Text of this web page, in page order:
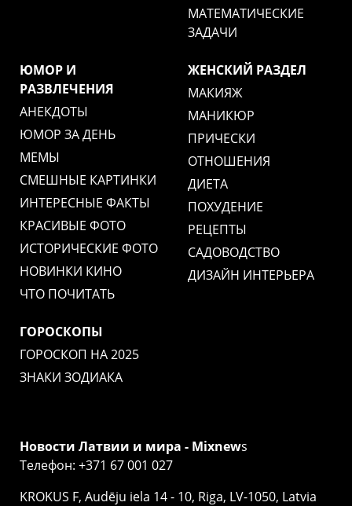
МАТЕМАТИЧЕСКИЕ
ЗАДАЧИ
ЮМОР И
РАЗВЛЕЧЕНИЯ
АНЕКДОТЫ
ЮМОР ЗА ДЕНЬ
МЕМЫ
СМЕШНЫЕ КАРТИНКИ
ИНТЕРЕСНЫЕ ФАКТЫ
КРАСИВЫЕ ФОТО
ИСТОРИЧЕСКИЕ ФОТО
НОВИНКИ КИНО
ЧТО ПОЧИТАТЬ
ЖЕНСКИЙ РАЗДЕЛ
МАКИЯЖ
МАНИКЮР
ПРИЧЕСКИ
ОТНОШЕНИЯ
ДИЕТА
ПОХУДЕНИЕ
РЕЦЕПТЫ
САДОВОДСТВО
ДИЗАЙН ИНТЕРЬЕРА
ГОРОСКОПЫ
ГОРОСКОП НА 2025
ЗНАКИ ЗОДИАКА
Новости Латвии и мира - Mixnews
Телефон: +371 67 001 027
KROKUS F, Audēju iela 14 - 10, Riga, LV-1050, Latvia